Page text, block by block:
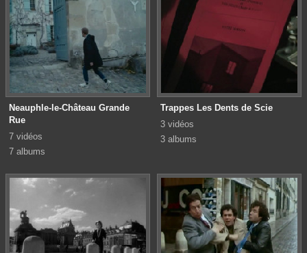
Neauphle-le-Château Grande
Rue
7 vidéos
7 albums
Trappes Les Dents de Scie
3 vidéos
3 albums